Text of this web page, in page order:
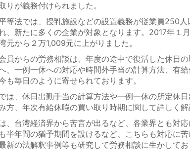
りが義務付けられました。
等法では、授乳施設などの設置義務が従業員250人
、新たに多くの企業が対象となります。2017年１
元から２万1,009元に上がりました。
員からの労務相談は、年度の途中で復活した休日
、一例一休への対応や時間外手当の計算方法、有
も毎日のように寄せられております。
は、休日出勤手当の計算方法や一例一休の所定休
方、年次有給休暇の買い取り時期に関して詳しく解
、台湾経済界から苦言が出るなど、各業界とも対応
半年間の猶予期間を設けるなど、こちらも対応に苦
新の法解釈事例等も研究して労務相談に生かしてお